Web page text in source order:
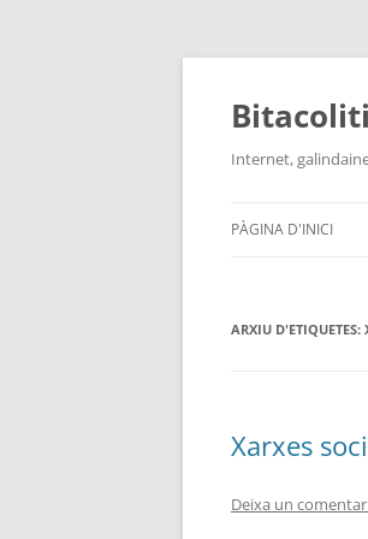
Vés
contingut
Internet,
PÀGINA D'INICI
ARXIU D'ETIQUETES:
Xarxes
Deixa un